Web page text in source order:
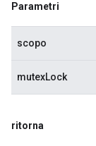
Parametri
scopo
mutexLock
ritorna